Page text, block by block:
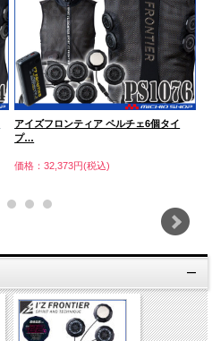
アイズフロンティア ペルチェ6個タイ
プ…
価格：32,373円(税込)